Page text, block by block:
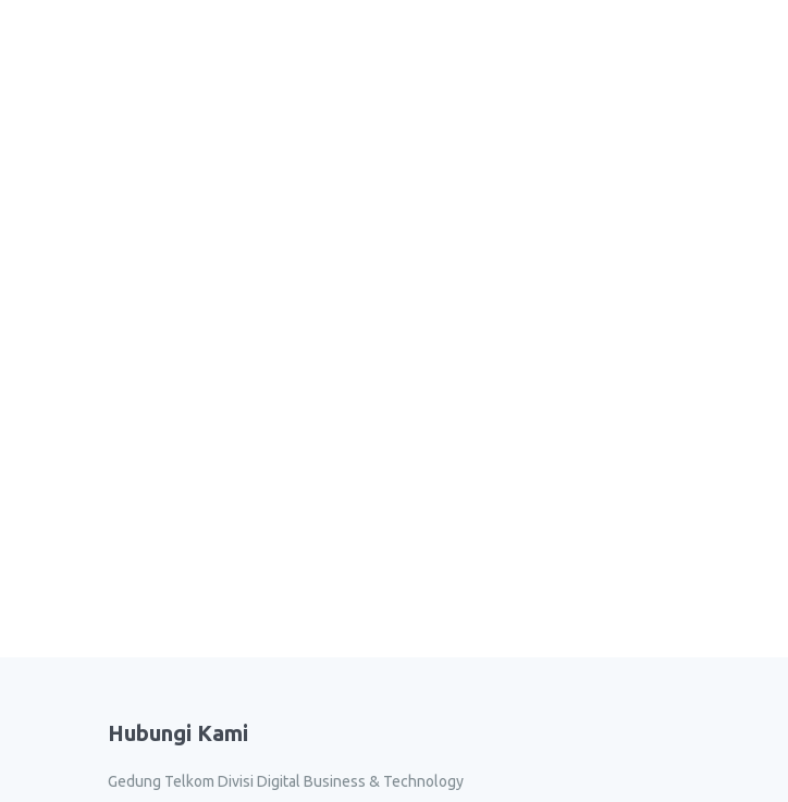
Hubungi Kami
Gedung Telkom Divisi Digital Business & Technology